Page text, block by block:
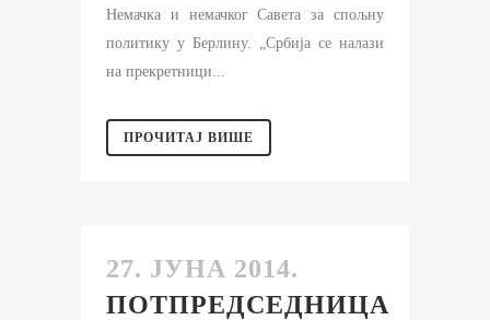
Немачка и немачког Савета за спољну
политику у Берлину. „Србија се налази
на прекретници...
ПРОЧИТАЈ ВИШЕ
27. ЈУНА 2014.
ПОТПРЕДСЕДНИЦА